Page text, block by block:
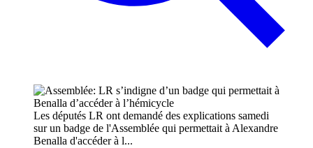
Les députés LR ont demandé des explications samedi
sur un badge de l'Assemblée qui permettait à Alexandre
Benalla d'accéder à l...